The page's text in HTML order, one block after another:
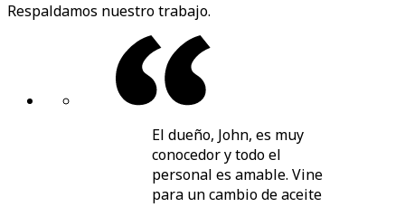
Respaldamos nuestro trabajo.
El dueño, John, es muy
conocedor y todo el
personal es amable. Vine
para un cambio de aceite